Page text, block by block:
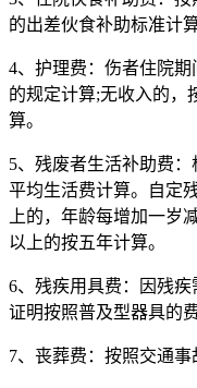
的出差伙食补助标准计算
4、护理费：伤者住院
的规定计算;无收入的，
算。
5、残废者生活补助费
平均生活费计算。自定
上的，年龄每增加一岁
以上的按五年计算。
6、残疾用具费：因残
证明按照普及型器具的
7、丧葬费：按照交通事